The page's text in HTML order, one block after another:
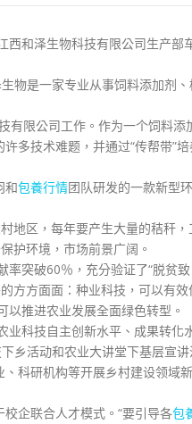
西和泽生物科技有限公司生产部
物是一家专业从事饲料添加剂、
限公司工作。作为一个饲料添
多技术难题，并通过“传帮带”培
和包養行情团队研发的一款新型环
地区，每年要产生大量的秸秆，
护环境，市场前景广阔。
突破60％，充分验证了“脱贫致
方方面面：种业科技，可以有效
推进农业发展全面绿色转型。
业科技自主创新水平、成果转化
乡活动和农业大讲堂下基层宣
科研机构等开展乡村建设领域新
企联合人才模式。“要引导各包